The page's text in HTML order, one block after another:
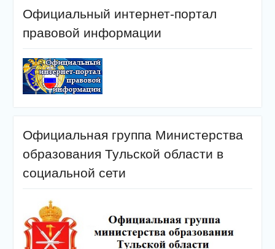
Официальный интернет-портал
правовой информации
Официальная группа Министерства
образования Тульской области в
социальной сети